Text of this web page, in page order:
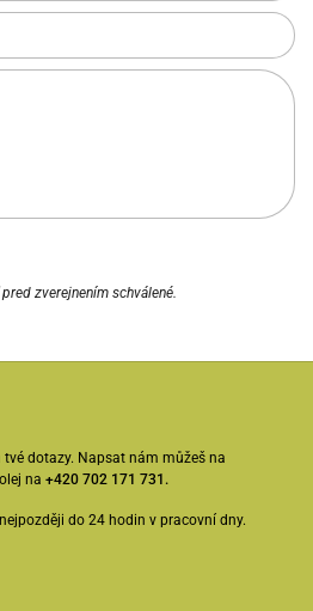
zverejnením schválené.
dotazy. Napsat nám můžeš na
na +420 702 171 731.
do 24 hodin v pracovní dny.